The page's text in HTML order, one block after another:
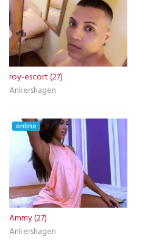
roy-escort (27)
Ankershagen
online
Ammy (27)
Ankershagen